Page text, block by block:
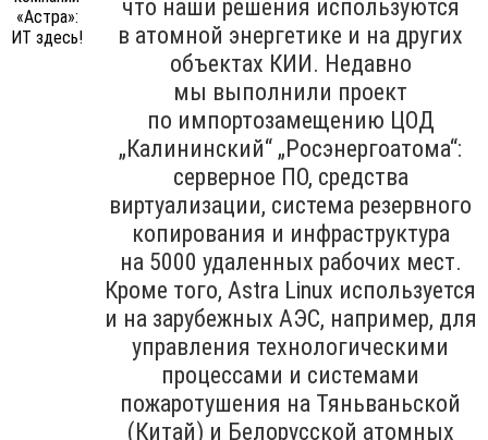
что наши решения используются
в атомной энергетике и на других
объектах КИИ. Недавно
мы выполнили проект
по импортозамещению ЦОД
„Калининский“ „Росэнергоатома“:
серверное ПО, средства
виртуализации, система резервного
копирования и инфраструктура
на 5000 удаленных рабочих мест.
Кроме того, Astra Linux используется
и на зарубежных АЭС, например, для
управления технологическими
процессами и системами
пожаротушения на Тяньваньской
(Китай) и Белорусской атомных